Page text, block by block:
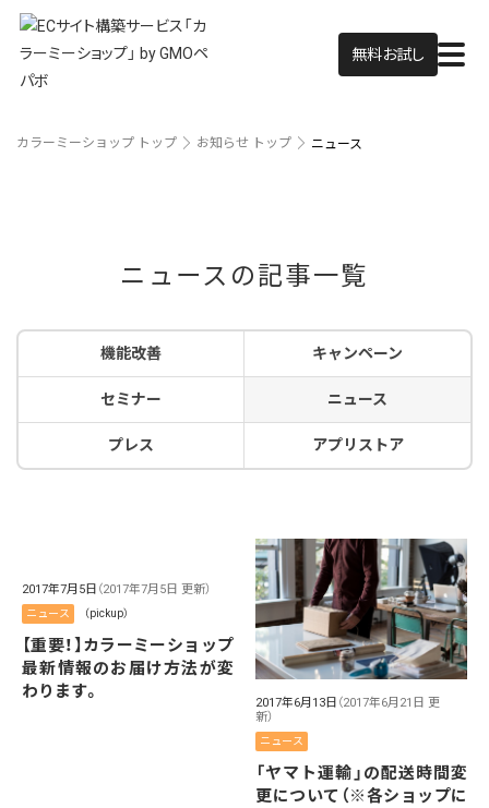
無料お試し
カラーミーショップ トップ お知らせ トップ ニュース
ニュースの記事一覧
機能改善 キャンペーン
セミナー ニュース
プレス アプリストア
2017年7月5日 （2017年7月5日 更新）
ニュース （pickup）
【重要！】カラーミーショップ
最新情報のお届け方法が変
わります。
2017年6月13日 （2017年6月21日 更
新）
ニュース
「ヤマト運輸」の配送時間変
更について（※各ショップに